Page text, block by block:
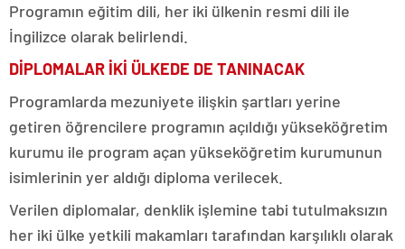
Programın eğitim dili, her iki ülkenin resmi dili ile
İngilizce olarak belirlendi.
DİPLOMALAR İKİ ÜLKEDE DE TANINACAK
Programlarda mezuniyete ilişkin şartları yerine
getiren öğrencilere programın açıldığı yükseköğretim
kurumu ile program açan yükseköğretim kurumunun
isimlerinin yer aldığı diploma verilecek.
Verilen diplomalar, denklik işlemine tabi tutulmaksızın
her iki ülke yetkili makamları tarafından karşılıklı olarak